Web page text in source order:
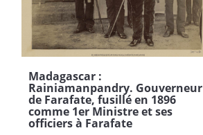
Madagascar :
Rainiamanpandry. Gouverneur
de Farafate, fusillé en 1896
comme 1er Ministre et ses
officiers à Farafate